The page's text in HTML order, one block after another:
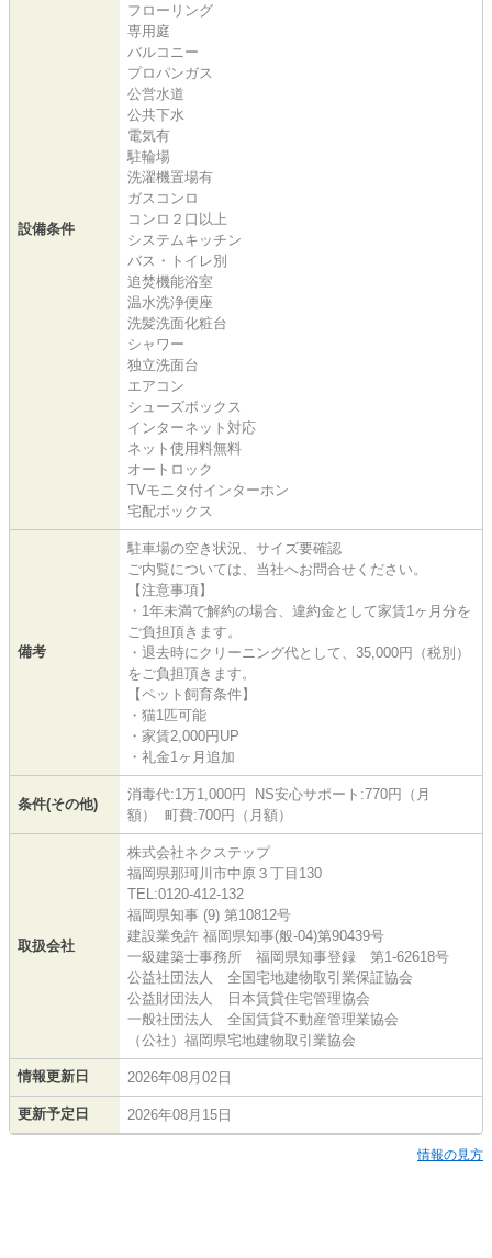
設備条件
フローリング
専用庭
バルコニー
プロパンガス
公営水道
公共下水
電気有
駐輪場
洗濯機置場有
ガスコンロ
コンロ２口以上
システムキッチン
バス・トイレ別
追焚機能浴室
温水洗浄便座
洗髪洗面化粧台
シャワー
独立洗面台
エアコン
シューズボックス
インターネット対応
ネット使用料無料
オートロック
TVモニタ付インターホン
宅配ボックス
備考
駐車場の空き状況、サイズ要確認
ご内覧については、当社へお問合せください。
【注意事項】
・1年未満で解約の場合、違約金として家賃1ヶ月分を
ご負担頂きます。
・退去時にクリーニング代として、35,000円（税別）
をご負担頂きます。
【ペット飼育条件】
・猫1匹可能
・家賃2,000円UP
・礼金1ヶ月追加
条件(その他)
消毒代:1万1,000円 NS安心サポート:770円（月
額） 町費:700円（月額）
取扱会社
株式会社ネクステップ
福岡県那珂川市中原３丁目130
TEL:0120-412-132
福岡県知事 (9) 第10812号
建設業免許 福岡県知事(般-04)第90439号
一級建築士事務所 福岡県知事登録 第1-62618号
公益社団法人 全国宅地建物取引業保証協会
公益財団法人 日本賃貸住宅管理協会
一般社団法人 全国賃貸不動産管理業協会
（公社）福岡県宅地建物取引業協会
情報更新日 2026年08月02日
更新予定日 2026年08月15日
情報の見方